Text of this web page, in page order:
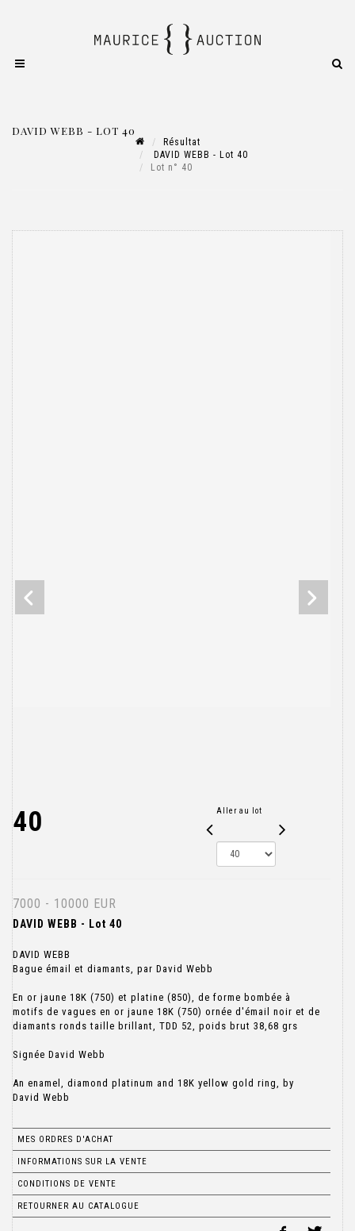
DAVID WEBB - LOT 40
Résultat
DAVID WEBB - Lot 40
Lot n° 40
40 Aller au lot
7000 - 10000 EUR
DAVID WEBB - Lot 40
DAVID WEBB
Bague émail et diamants, par David Webb
En or jaune 18K (750) et platine (850), de forme bombée à
motifs de vagues en or jaune 18K (750) ornée d'émail noir et de
diamants ronds taille brillant, TDD 52, poids brut 38,68 grs
Signée David Webb
An enamel, diamond platinum and 18K yellow gold ring, by
David Webb
MES ORDRES D'ACHAT
INFORMATIONS SUR LA VENTE
CONDITIONS DE VENTE
RETOURNER AU CATALOGUE